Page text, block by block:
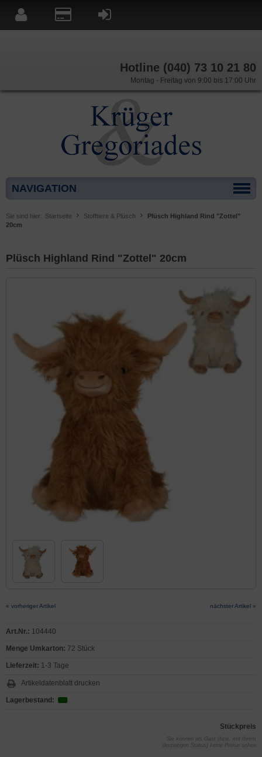
Hotline (040) 73 10 21 80
Montag - Freitag von 9:00 bis 17:00 Uhr
NAVIGATION
Sie sind hier: Startseite Stofftiere & Plüsch
Plüsch Highland Rind "Zottel"
20cm
Plüsch Highland Rind "Zottel" 20cm
« vorheriger Artikel nächster Artikel »
Art.Nr.: 104440
Menge Umkarton: 72 Stück
Lieferzeit: 1-3 Tage
Artikeldatenblatt drucken
Lagerbestand:
Stückpreis
Sie können als Gast (bzw. mit Ihrem
derzeitigen Status) keine Preise sehen